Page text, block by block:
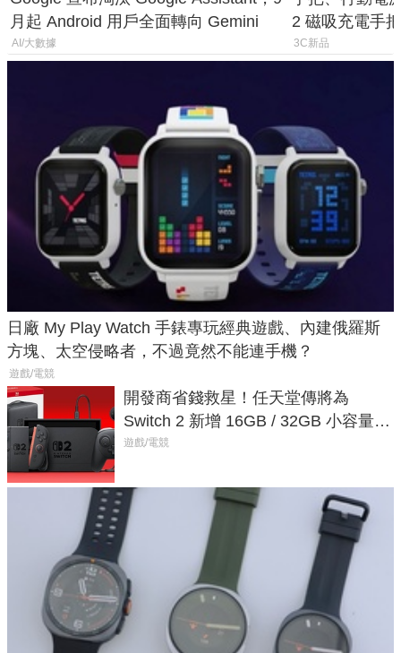
月起 Android 用戶全面轉向 Gemini
AI/大數據
2 磁吸充電手
倍
3C新品
日廠 My Play Watch 手錶專玩經典遊戲、內建俄羅斯
方塊、太空侵略者，不過竟然不能連手機？
遊戲/電競
開發商省錢救星！任天堂傳將為
Switch 2 新增 16GB / 32GB 小容量遊
戲卡的選擇
遊戲/電競